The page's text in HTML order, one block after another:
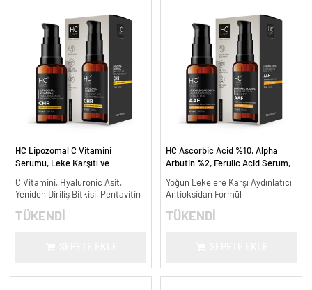
HC Lipozomal C Vitamini
Serumu, Leke Karşıtı ve
C Vitamini, Hyaluronic Asit,
Yeniden Diriliş Bitkisi, Pentavitin
TÜKENDİ
HC Ascorbic Acid %10, Alpha
Arbutin %2, Ferulic Acid Serum,
ml.
Yoğun Lekelere Karşı Aydınlatıcı
Antioksidan Formül
TÜKENDİ